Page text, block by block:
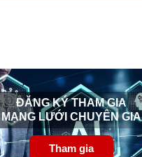
ĐĂNG KÝ THAM GIA
MẠNG LƯỚI CHUYÊN GIA
Tham gia